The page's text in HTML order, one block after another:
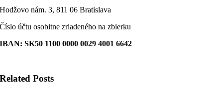
Hodžovo nám. 3, 811 06 Bratislava
Číslo účtu osobitne zriadeného na zbierku
IBAN: SK50 1100 0000 0029 4001 6642
Related Posts